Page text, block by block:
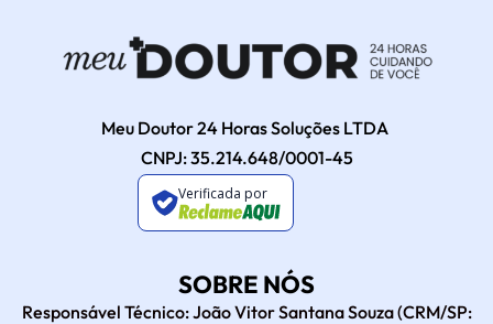
Meu Doutor 24 Horas Soluções LTDA
CNPJ: 35.214.648/0001-45
Verificada por
SOBRE NÓS
Responsável Técnico: João Vitor Santana Souza (CRM/SP: